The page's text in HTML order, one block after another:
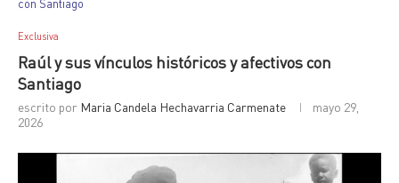
con Santiago
Exclusiva
Raúl y sus vínculos históricos y afectivos con
Santiago
escrito por Maria Candela Hechavarria Carmenate
mayo 29,
2026